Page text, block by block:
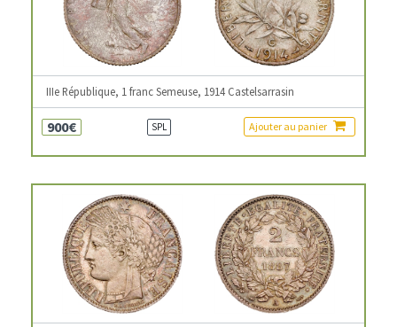
IIIe République, 1 franc Semeuse, 1914 Castelsarrasin
900€ SPL Ajouter au panier